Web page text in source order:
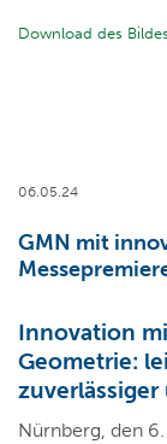
Download des
06.05.24
GMN mit
Innovation
Geometrie:
Nürnberg, den